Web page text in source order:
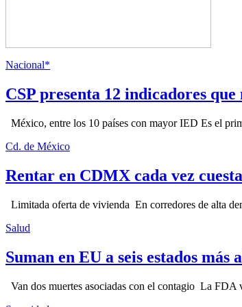
Nacional*
CSP presenta 12 indicadores
México, entre los 10 países con mayor IED Es el
Cd. de México
Rentar en CDMX cada vez
Limitada oferta de vivienda En corredores de alta
Salud
Suman en EU a seis estados
Van dos muertes asociadas con el contagio La